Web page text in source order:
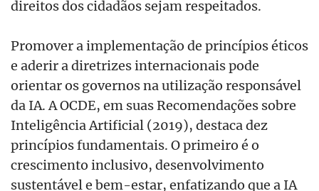
direitos dos cidadãos sejam respeitados.
Promover a implementação de princípios éticos
e aderir a diretrizes internacionais pode
orientar os governos na utilização responsável
da IA. A OCDE, em suas Recomendações sobre
Inteligência Artificial (2019), destaca dez
princípios fundamentais. O primeiro é o
crescimento inclusivo, desenvolvimento
sustentável e bem-estar, enfatizando que a IA